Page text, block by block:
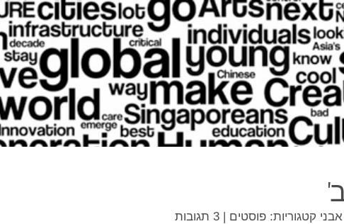
קטגוריות: פוסטים | 3 תגובות